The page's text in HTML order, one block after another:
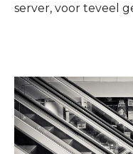
server, voor teveel